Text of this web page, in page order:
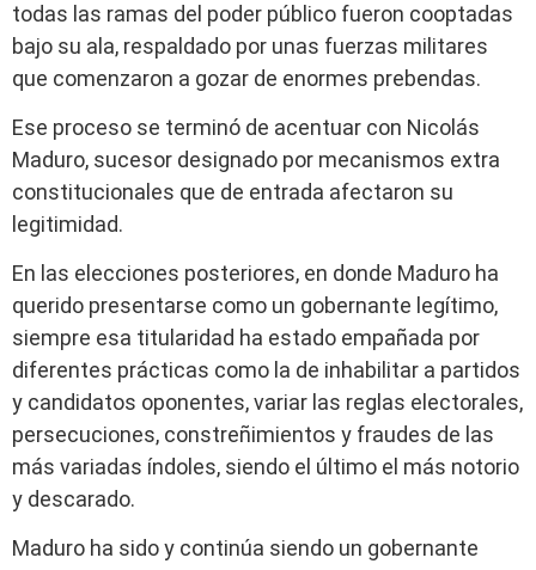
todas las ramas del poder público fueron cooptadas
bajo su ala, respaldado por unas fuerzas militares
que comenzaron a gozar de enormes prebendas.
Ese proceso se terminó de acentuar con Nicolás
Maduro, sucesor designado por mecanismos extra
constitucionales que de entrada afectaron su
legitimidad.
En las elecciones posteriores, en donde Maduro ha
querido presentarse como un gobernante legítimo,
siempre esa titularidad ha estado empañada por
diferentes prácticas como la de inhabilitar a partidos
y candidatos oponentes, variar las reglas electorales,
persecuciones, constreñimientos y fraudes de las
más variadas índoles, siendo el último el más notorio
y descarado.
Maduro ha sido y continúa siendo un gobernante